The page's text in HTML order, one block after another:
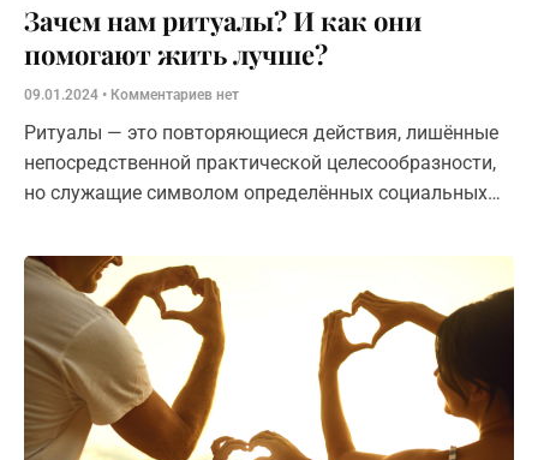
Зачем нам ритуалы? И как они
помогают жить лучше?
09.01.2024 Комментариев нет
Ритуалы — это повторяющиеся действия, лишённые
непосредственной практической целесообразности,
но служащие символом определённых социальных
символическое значение, помогают нам справиться